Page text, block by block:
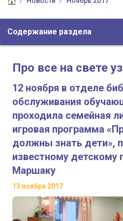
Содержание раздела
Про все на свете
12 ноября в отделе
обслуживания
проходила семейная
игровая программа
должны знать дети»,
известному детскому
Маршаку
13 ноября 2017